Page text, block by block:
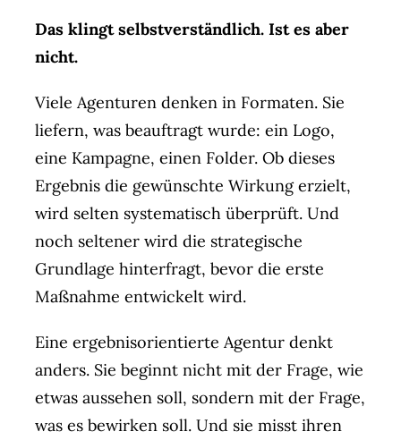
Das klingt selbstverständlich. Ist es aber
nicht.
Viele Agenturen denken in Formaten. Sie
liefern, was beauftragt wurde: ein Logo,
eine Kampagne, einen Folder. Ob dieses
Ergebnis die gewünschte Wirkung erzielt,
wird selten systematisch überprüft. Und
noch seltener wird die strategische
Grundlage hinterfragt, bevor die erste
Maßnahme entwickelt wird.
Eine ergebnisorientierte Agentur denkt
anders. Sie beginnt nicht mit der Frage, wie
etwas aussehen soll, sondern mit der Frage,
was es bewirken soll. Und sie misst ihren